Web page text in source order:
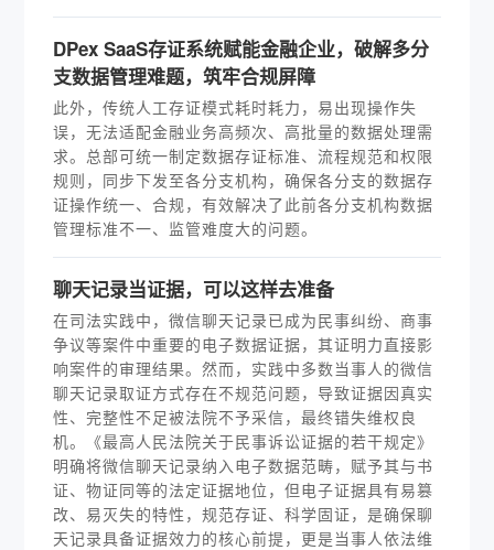
DPex SaaS存证系统赋能金融企业，破解多分
支数据管理难题，筑牢合规屏障
此外，传统人工存证模式耗时耗力，易出现操作失
误，无法适配金融业务高频次、高批量的数据处理需
求。总部可统一制定数据存证标准、流程规范和权限
规则，同步下发至各分支机构，确保各分支的数据存
证操作统一、合规，有效解决了此前各分支机构数据
管理标准不一、监管难度大的问题。
聊天记录当证据，可以这样去准备
在司法实践中，微信聊天记录已成为民事纠纷、商事
争议等案件中重要的电子数据证据，其证明力直接影
响案件的审理结果。然而，实践中多数当事人的微信
聊天记录取证方式存在不规范问题，导致证据因真实
性、完整性不足被法院不予采信，最终错失维权良
机。《最高人民法院关于民事诉讼证据的若干规定》
明确将微信聊天记录纳入电子数据范畴，赋予其与书
证、物证同等的法定证据地位，但电子证据具有易篡
改、易灭失的特性，规范存证、科学固证，是确保聊
天记录具备证据效力的核心前提，更是当事人依法维